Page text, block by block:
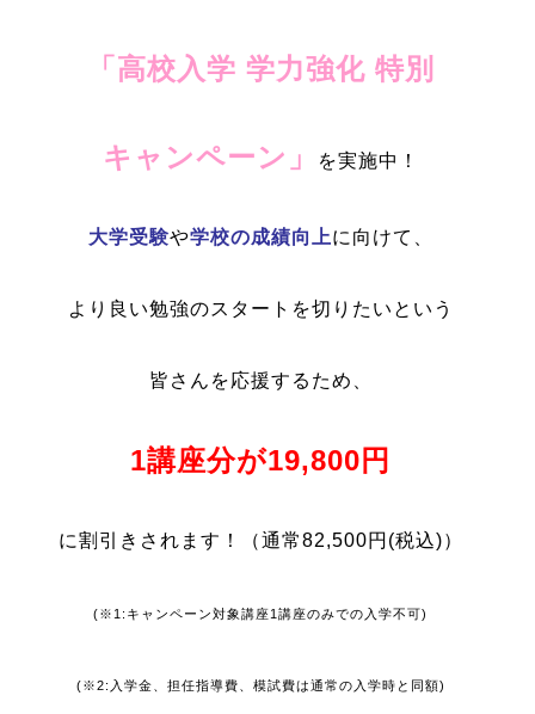
「高校入学 学力強化 特別
キャンペーン」 を実施中！
大学受験や学校の成績向上に向けて、
より良い勉強のスタートを切りたいという
皆さんを応援するため、
1講座分が19,800円
に割引きされます！ （通常82,500円(税込)）
(※1:キャンペーン対象講座1講座のみでの入学不可)
(※2:入学金、担任指導費、模試費は通常の入学時と同額)